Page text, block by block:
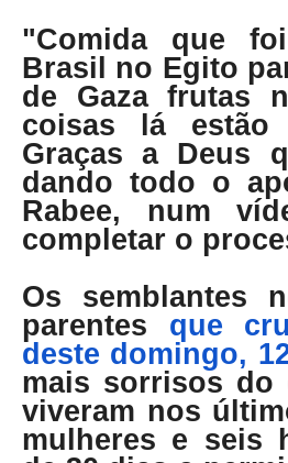
"Comida que
Brasil no Egito
de Gaza frutas
coisas lá estão
Graças a Deus
dando todo o
Rabee, num
completar o
Os semblantes
parentes que
deste domingo,
mais sorrisos do
viveram nos
mulheres e seis